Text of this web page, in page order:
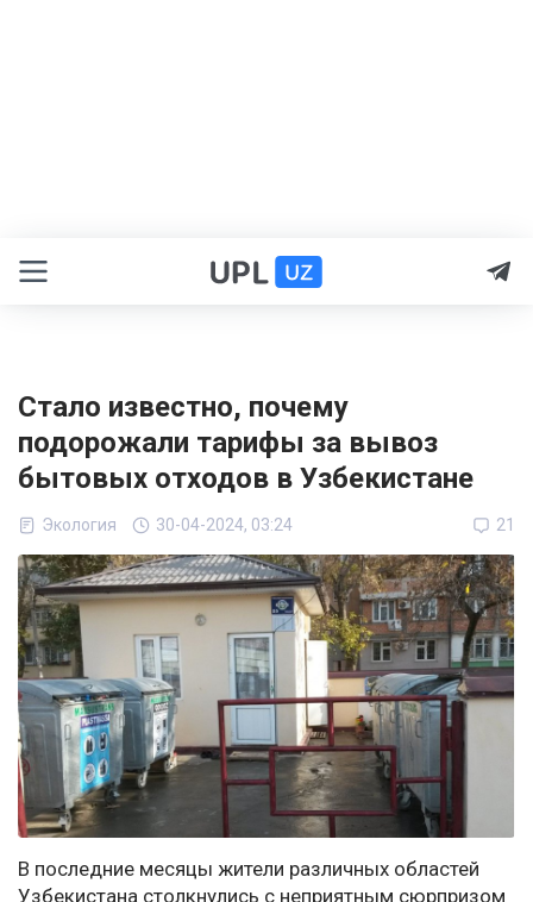
Стало известно, почему
подорожали тарифы за вывоз
бытовых отходов в Узбекистане
Экология 30-04-2024, 03:24 21
В последние месяцы жители различных областей
Узбекистана столкнулись с неприятным сюрпризом